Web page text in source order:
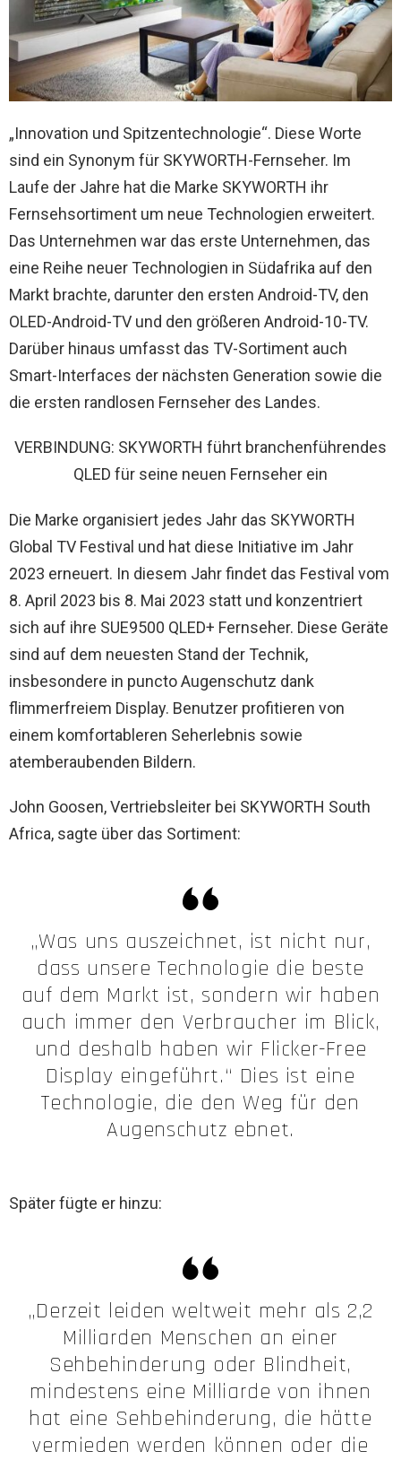
„Innovation und Spitzentechnologie“. Diese Worte
sind ein Synonym für SKYWORTH-Fernseher. Im
Laufe der Jahre hat die Marke SKYWORTH ihr
Fernsehsortiment um neue Technologien erweitert.
Das Unternehmen war das erste Unternehmen, das
eine Reihe neuer Technologien in Südafrika auf den
Markt brachte, darunter den ersten Android-TV, den
OLED-Android-TV und den größeren Android-10-TV.
Darüber hinaus umfasst das TV-Sortiment auch
Smart-Interfaces der nächsten Generation sowie die
die ersten randlosen Fernseher des Landes.
VERBINDUNG: SKYWORTH führt branchenführendes
QLED für seine neuen Fernseher ein
Die Marke organisiert jedes Jahr das SKYWORTH
Global TV Festival und hat diese Initiative im Jahr
2023 erneuert. In diesem Jahr findet das Festival vom
8. April 2023 bis 8. Mai 2023 statt und konzentriert
sich auf ihre SUE9500 QLED+ Fernseher. Diese Geräte
sind auf dem neuesten Stand der Technik,
insbesondere in puncto Augenschutz dank
flimmerfreiem Display. Benutzer profitieren von
einem komfortableren Seherlebnis sowie
atemberaubenden Bildern.
John Goosen, Vertriebsleiter bei SKYWORTH South
Africa, sagte über das Sortiment:
„Was uns auszeichnet, ist nicht nur,
dass unsere Technologie die beste
auf dem Markt ist, sondern wir haben
auch immer den Verbraucher im Blick,
und deshalb haben wir Flicker-Free
Display eingeführt.“ Dies ist eine
Technologie, die den Weg für den
Augenschutz ebnet.
Später fügte er hinzu:
„Derzeit leiden weltweit mehr als 2,2
Milliarden Menschen an einer
Sehbehinderung oder Blindheit,
mindestens eine Milliarde von ihnen
hat eine Sehbehinderung, die hätte
vermieden werden können oder die